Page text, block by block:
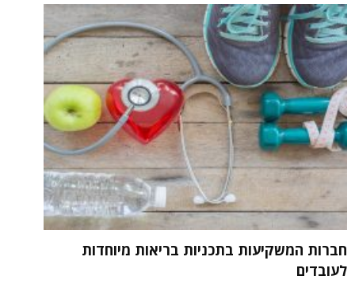
חברות המשקיעות בתכניות בריאות מיוחדות
לעובדים